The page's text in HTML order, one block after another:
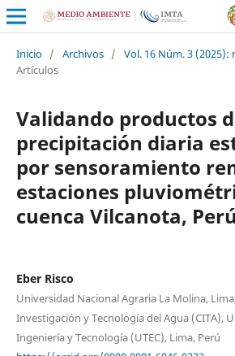
Inicio / Archivos / Vol. 16 Núm. 3
Artículos
Validando productos
precipitación diaria
por sensoramiento
estaciones
cuenca Vilcanota, Perú
Eber Risco
Universidad Nacional Agraria La Molina,
Investigación y Tecnología del Agua (CITA),
Ingeniería y Tecnología (UTEC), Lima, Perú